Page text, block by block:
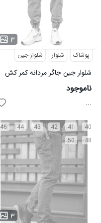
۳
پوشاک شلوار شلوار جین
شلوار جین جاگر مردانه کمر کش
مدل 47120
ناموجود
...
40
41
42
43
44
46
48
50
۳